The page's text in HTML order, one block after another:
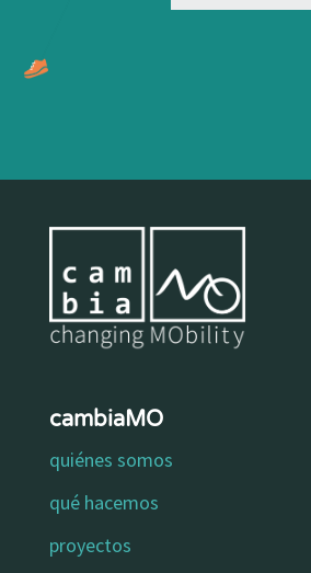
cambiaMO
quiénes somos
qué hacemos
proyectos